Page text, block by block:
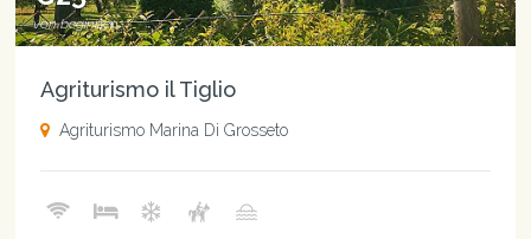
von beginnen
Agriturismo il Tiglio
Agriturismo Marina Di Grosseto